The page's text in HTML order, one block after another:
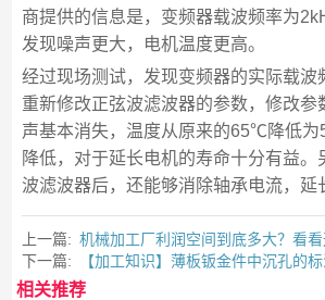
商提供的信息是，变频器载波频率为
发现噪声更大，电机温度更高。
经过现场测试，发现变频器的实际载波
重新修改正弦波滤波器的参数，修改参
声基本消失，温度从原来的65℃降低
降低，对于延长电机的寿命十分有益。
波滤波器后，还能够消除轴承电流，延
上一篇: 机械加工厂利润空间到底多大？看看
下一篇:
【加工知识】薄板钣金件中沉孔的标
相关推荐